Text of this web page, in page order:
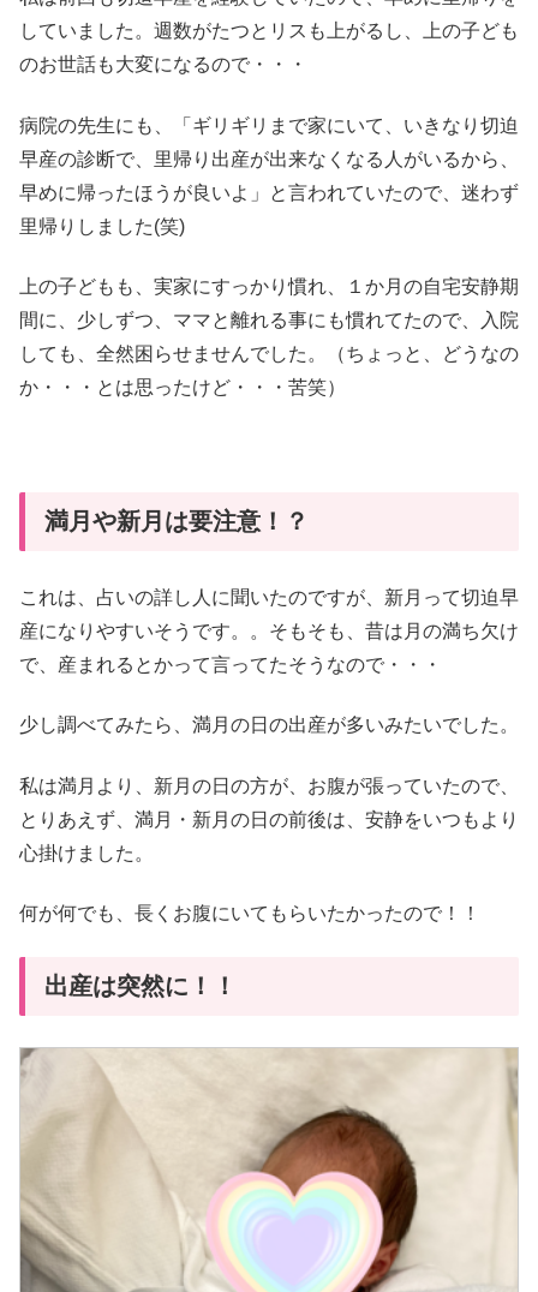
していました。週数がたつとリスも上がるし、上の子ども
のお世話も大変になるので・・・
病院の先生にも、「ギリギリまで家にいて、いきなり切迫
早産の診断で、里帰り出産が出来なくなる人がいるから、
早めに帰ったほうが良いよ」と言われていたので、迷わず
里帰りしました(笑)
上の子どもも、実家にすっかり慣れ、１か月の自宅安静期
間に、少しずつ、ママと離れる事にも慣れてたので、入院
しても、全然困らせませんでした。（ちょっと、どうなの
か・・・とは思ったけど・・・苦笑）
満月や新月は要注意！？
これは、占いの詳し人に聞いたのですが、新月って切迫早
産になりやすいそうです。。そもそも、昔は月の満ち欠け
で、産まれるとかって言ってたそうなので・・・
少し調べてみたら、満月の日の出産が多いみたいでした。
私は満月より、新月の日の方が、お腹が張っていたので、
とりあえず、満月・新月の日の前後は、安静をいつもより
心掛けました。
何が何でも、長くお腹にいてもらいたかったので！！
出産は突然に！！